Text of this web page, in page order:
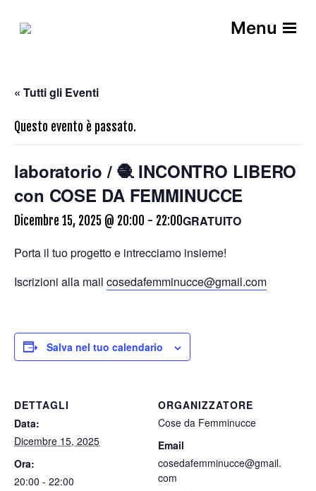
Menu
« Tutti gli Eventi
Questo evento è passato.
laboratorio / 🧶 INCONTRO LIBERO
con COSE DA FEMMINUCCE
Dicembre 15, 2025 @ 20:00 - 22:00GRATUITO
Porta il tuo progetto e intrecciamo insieme!
Iscrizioni alla mail cosedafemminucce@gmail.com
Salva nel tuo calendario
DETTAGLI
Data:
Dicembre 15, 2025
Ora:
20:00 - 22:00
ORGANIZZATORE
Cose da Femminucce
Email
cosedafemminucce@gmail.
com